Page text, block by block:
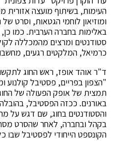
העימות, בשיתוף מועצה
ומוזיאון לוחמי הגטאות, וסרט
באלימות בחברה הערבית. כמו כן,
סטודנטים ומרצים מהמכללה
כרמיאל, המלקטים רגעים,
ד"ר אוהד אופז, ראש החוג
"הצפון בפריים, פסטיבל קולנוע
תמצית של אופק הפעולה של
באורנים. ככזה הפסטיבל,
והסטודנטים בחוג, שם דגש על
בקהל ובחברה, לאחר שהסרט
הקונספט הייחודי לפסטיבל